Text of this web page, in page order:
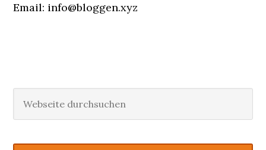
Email: info@bloggen.xyz
Haupt-
Sidebar
durchsuchen